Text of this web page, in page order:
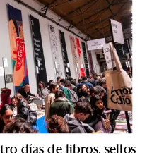
días de libros, sellos